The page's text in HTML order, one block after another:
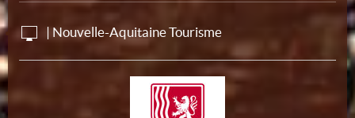
| Nouvelle-Aquitaine Tourisme